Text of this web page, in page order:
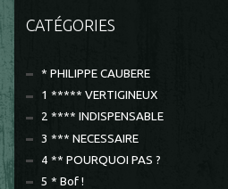
CATÉGORIES
* PHILIPPE CAUBERE
1 ***** VERTIGINEUX
2 **** INDISPENSABLE
3 *** NECESSAIRE
4 ** POURQUOI PAS ?
5 * Bof !